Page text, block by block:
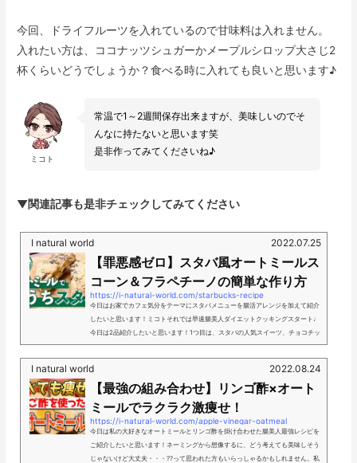
今回、ドライフルーツを入れているので甘味料は入れません。
入れたい方は、ココナッツシュガーかメープルシロップ大さじ2
杯くらいどうでしょうか？食べる時に入れても良いと思います♪
ミコト
常温で1～2週間保存出来ますが、美味しいのでそ
んなに持たないと思います笑
是非作ってみてくださいね♪
▼関連記事も是非チェックしてみてください
I natural world 2022.07.25
【罪悪感ゼロ】スタバ風オートミールス
コーン＆フラペチーノの簡単な作り方
https://i-natural-world.com/starbucks-recipe
今日はお家でカフェ気分をテーマにスタバメニューを腸活アレンジを加えて紹介
したいと思います！ミコトそれでは早速腸美人ダイエットクッキングスタート♩
今日は2品紹介したいと思います！1つ目は、スタバの人気スイーツ、チョコチッ
プスコーンです！混ぜて焼くだけなのでぜひ作ってみてください。そして、2つ
目はドリンク。ダークモカチップフラペチーノを作っていきたいと思います！チ
ョコチップスコーンのレシピ▼詳しい作り方はYoutube動画をcheck！https://y
outu.be/tUmk09xaIL0材料オートミール粉 75gココナッツオイル...
I natural world 2022.08.24
【最強の組み合わせ】リンゴ酢×オート
ミールでラクラク激痩せ！
https://i-natural-world.com/apple-vinegar-oatmeal
今日は私の大好きなオートミールとリンゴ酢を掛け合わせた腸美人最強レシピを
ご紹介したいと思います！ネーミングから想像するに、どう考えても美味しそう
じゃないけど大丈夫・・・??って思われた方もいらっしゃるかもしれません。私